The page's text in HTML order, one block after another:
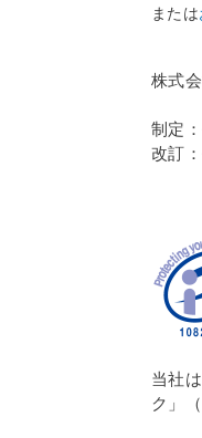
または
株式
制定
改訂
当社
ク」